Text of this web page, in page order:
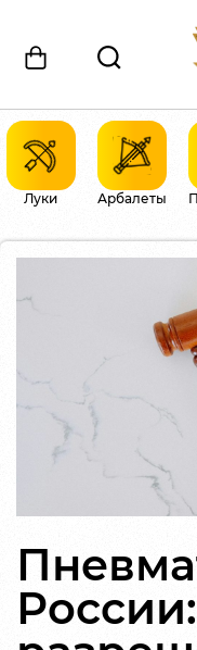
Луки Арбалеты